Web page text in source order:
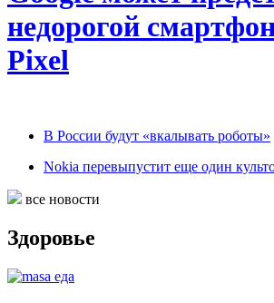
недорогой
Pixel
В России будут «вкалывать роботы»
Nokia перевыпустит еще один
все новости
Здоровье